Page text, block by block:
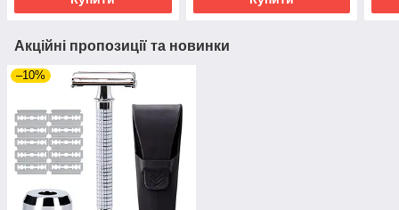
Акційні пропозиції та новинки
–10%